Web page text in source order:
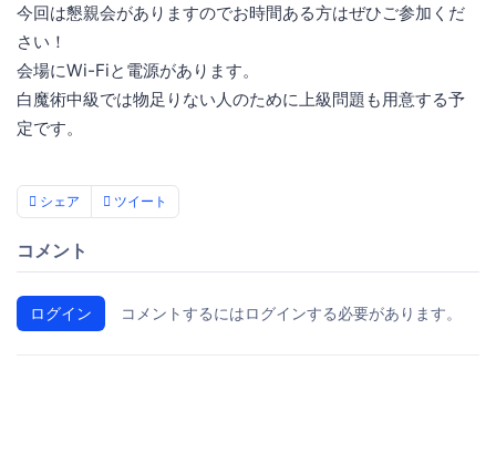
今回は懇親会がありますのでお時間ある方はぜひご参加くだ
さい！
会場にWi-Fiと電源があります。
白魔術中級では物足りない人のために上級問題も用意する予
定です。
シェア ツイート
コメント
ログイン コメントするにはログインする必要があります。